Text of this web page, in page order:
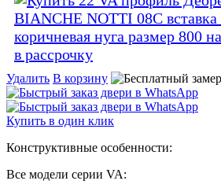
Удалить В корзину
Купить в один клик
Конструктивные особенности:
Все модели серии VA: